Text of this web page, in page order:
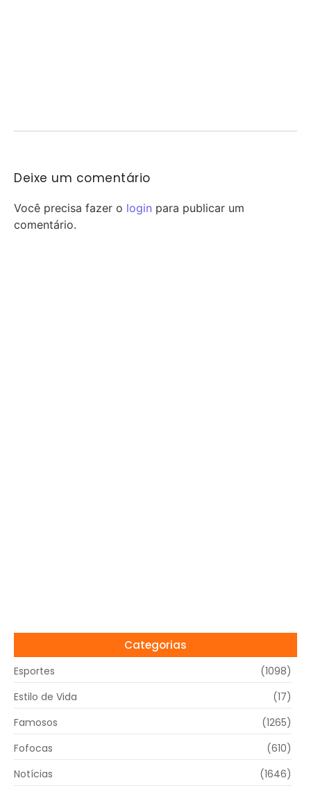
Deixe um comentário
Você precisa fazer o login para publicar um
comentário.
Categorias
Esportes
(1098)
Estilo de Vida
(17)
Famosos
(1265)
Fofocas
(610)
Notícias
(1646)